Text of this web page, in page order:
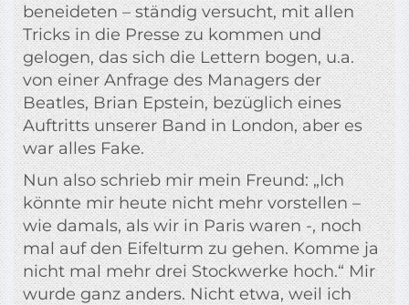
beneideten – ständig versucht, mit allen
Tricks in die Presse zu kommen und
gelogen, das sich die Lettern bogen, u.a.
von einer Anfrage des Managers der
Beatles, Brian Epstein, bezüglich eines
Auftritts unserer Band in London, aber es
war alles Fake.
Nun also schrieb mir mein Freund: „Ich
könnte mir heute nicht mehr vorstellen –
wie damals, als wir in Paris waren -, noch
mal auf den Eifelturm zu gehen. Komme ja
nicht mal mehr drei Stockwerke hoch.“ Mir
wurde ganz anders. Nicht etwa, weil ich